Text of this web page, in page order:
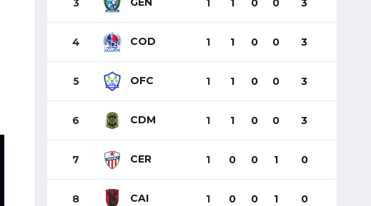
3 1 1 0 0 3
4 COD 1 1 0 0 3
5 OFC 1 1 0 0 3
6 CDM 1 1 0 0 3
7 CER 1 0 0 1 0
8 CAI 1 0 0 1 0